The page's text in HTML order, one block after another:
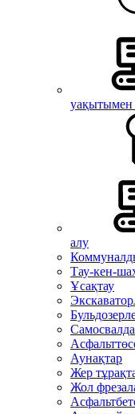
уақытымен
алу
Тау-кен-
Ұсақтау
Аунақтар
Жер
Жол